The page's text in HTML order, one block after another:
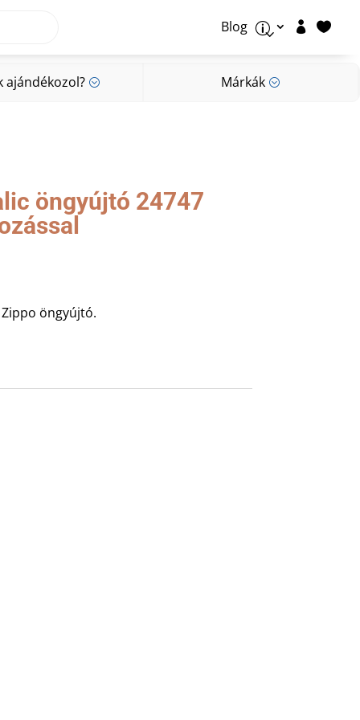
Blog p  
ajándékozol? ; Márkák ;
Márkák;
öngyújtó 24747
öngyújtó.